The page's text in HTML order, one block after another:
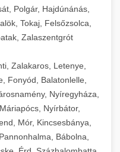
Polgár, Hajdúnánás,
Tokaj, Felsőzsolca,
Zalaszentgrót
Zalakaros, Letenye,
Fonyód, Balatonlelle,
Nyíregyháza,
Nyírbátor,
Mór, Kincsesbánya,
Bábolna,